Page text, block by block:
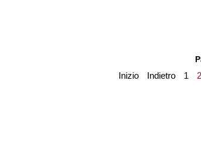
Inizio Indietro 1 2